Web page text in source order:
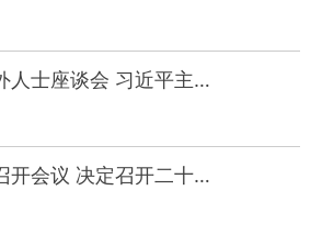
人士座谈会 习近平主…
开会议 决定召开二十…